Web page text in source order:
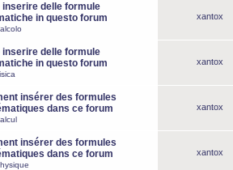
inserire delle formule
in questo forum
xantox
inserire delle formule
in questo forum
xantox
insérer des formules
dans ce forum
xantox
insérer des formules
dans ce forum
xantox